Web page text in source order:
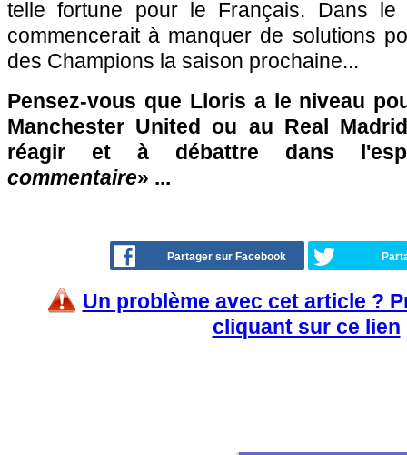
telle fortune pour le Français. Dans le
commencerait à manquer de solutions
des Champions la saison prochaine...
Pensez-vous que Lloris a le niveau
Manchester United ou au Real
réagir et à débattre dans
commentaire» ...
Partager sur Facebook
Un problème avec cet article ?
cliquant sur ce lien